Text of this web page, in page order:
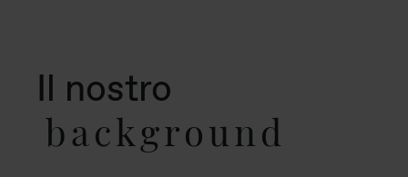
Il nostro
background